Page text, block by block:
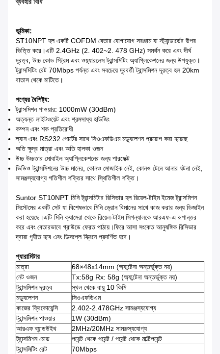
ব্যবহার বিধি
ভূমিকা:
ST10NPT হল একটি COFDM বেতার যোগাযোগ সরঞ্জাম যা স্ট্যান্ডার্ডের উপর
ভিত্তি করে।এটি 2.4GHz (2. 402~2. 478 GHz) সমর্থন করে এবং দীর্ঘ
দূরত্ব, উচ্চ কোড স্ট্রিম এবং ওয়্যারলেস ট্রান্সমিটিং অ্যাপ্লিকেশনের জন্য উপযুক্ত।
ট্রান্সমিটিং রেট 70Mbps পর্যন্ত এবং সবচেয়ে দূরবর্তী ট্রান্সমিশন দূরত্ব হল 20km
বাতাস থেকে মাটিতে।
পণ্যের বৈশিষ্ট্য:
ট্রান্সমিশন পাওয়ার: 1000mW (30dBm)
অত্যন্ত লাইটওয়েট এবং শ্রমসাধ্য হাউজিং
কম্পন এবং শক প্রতিরোধী
ল্যান এবং RS232 পোর্টের সাথে সিওএফডিএম মড্যুলেশন প্রয়োগ করা হয়েছে
অতি ক্ষুদ্র মাত্রা এবং অতি হালকা ওজন
উচ্চ উচ্চতার মোবাইল অ্যাপ্লিকেশনের জন্য পারফেক্ট
ভিডিও ট্রান্সমিশনের উচ্চ মানের, কোনও মোজাইক নেই, কোনও টেনে আনার ঘটনা নেই,
সামঞ্জস্যযোগ্য গতিশীল শক্তির সাথে স্থিতিশীল শক্তি।
Suntor ST10NPT মিনি ট্রান্সমিটার রিসিভার হল রিয়েল-টাইম ইমেজ ট্রান্সমিশন
সিস্টেমের একটি সেট যা বিশেষভাবে মিনি ড্রোন বিমানের সাথে কাজ করার জন্য ডিজাইন
করা হয়েছে।এটি মিনি ক্যামেরা থেকে রিয়েল-টাইম সিগন্যালকে আরএফ-এ রূপান্তর
করে এবং বেতারভাবে গ্রাউডে ফেরত পাঠায়।ফিরে আসা সংকেত আনুষঙ্গিক রিসিভার
দ্বারা গৃহীত হবে এবং ডিসপ্লে স্ক্রিনে প্রদর্শিত হবে।
প্যারামিটার
মাত্রা
68×48x14mm (অ্যান্টেনা অন্তর্ভুক্ত নয়)
নেট ওজন
Tx:58g Rx: 58g (অ্যান্টেনা অন্তর্ভুক্ত নয়)
ট্রান্সমিশন দূরত্ব
স্থল থেকে বায়ু 10 কিমি
মড্যুলেশন
সিওএফডিএম
কাজের ফ্রিকোয়েন্সি
2.402-2.478GHz সামঞ্জস্যযোগ্য
ট্রান্সমিশন পাওয়ার
1W (30dBm)
আরএফ ব্যান্ডউইথ
2MHz/20MHz সামঞ্জস্যযোগ্য
ট্রান্সমিশন মোড
পয়েন্ট থেকে পয়েন্ট / পয়েন্ট থেকে মাল্টিপয়েন্ট
ট্রান্সমিটিং রেট
70Mbps